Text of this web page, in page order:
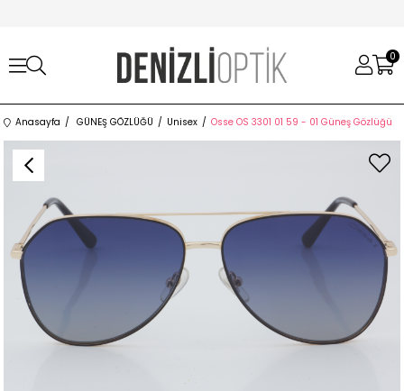
0
Anasayfa GÜNEŞ GÖZLÜĞÜ Unisex Osse OS 3301 01 59 - 01 Güneş Gözlüğü